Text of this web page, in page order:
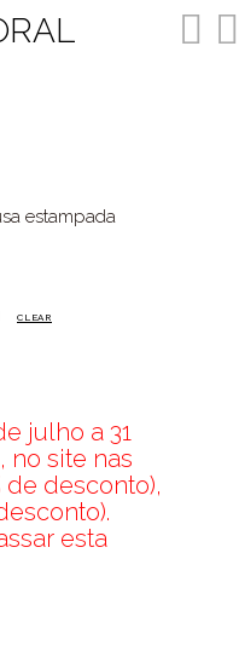
estampada
CLEAR
julho a 31
no site nas
de desconto),
esta